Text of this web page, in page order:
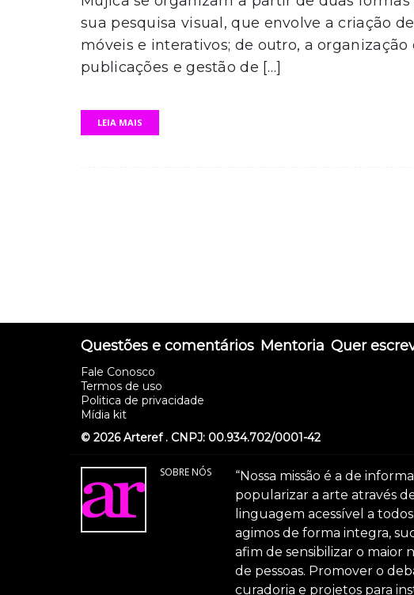
sua pesquisa visual, que envolve a criação
móveis e interativos; de outro, a
publicações e gestão de […]
LEIA MAIS
Questões e comentários
Fale Conosco
Termos de uso
Politica de privacidade
Mídia kit
Mentoria Quer
© 2026 Arteref . CNPJ: 00.934.702/0001-42
SOBRE NÓS
“Nossa missão é a de
popularizar a arte através
linguagem acessível a
agimos de forma integra,
afim de sensibilizar o maior
de pessoas. Promover o
curadoria e projetos para